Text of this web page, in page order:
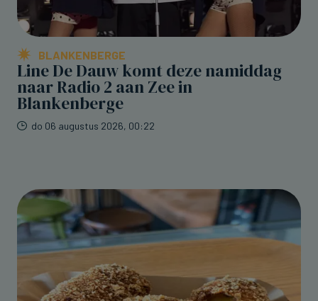
BLANKENBERGE
Line De Dauw komt deze namiddag
naar Radio 2 aan Zee in
Blankenberge
do 06 augustus 2026, 00:22